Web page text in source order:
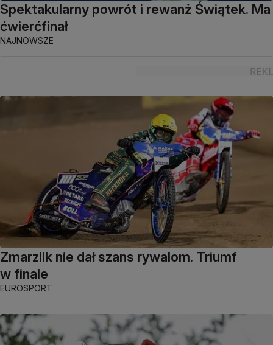
Spektakularny powrót i rewanż Świątek. Ma
ćwierćfinał
NAJNOWSZE
Zmarzlik nie dał szans rywalom. Triumf
w finale
EUROSPORT